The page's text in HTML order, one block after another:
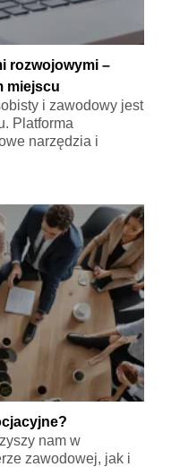
rozwojowymi –
miejscu
i zawodowy jest
Platforma
narzędzia i
nam w
zawodowej, jak i